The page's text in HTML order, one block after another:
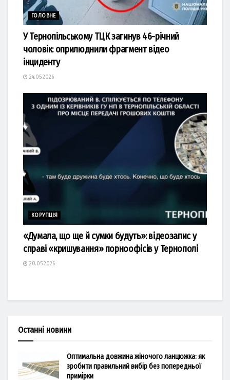
ГОЛОВНЕ
У Тернопільському ТЦК загинув 46-річний
чоловік: оприлюднили фрагмент відео
інциденту
24.05.2026
КОРУПЦІЯ
«Думала, що ще й сумки будуть»: відеозапис у
справі «кришування» порноофісів у Тернополі
20.05.2026
Останні новини
Оптимальна довжина жіночого ланцюжка: як
зробити правильний вибір без попередньої
примірки